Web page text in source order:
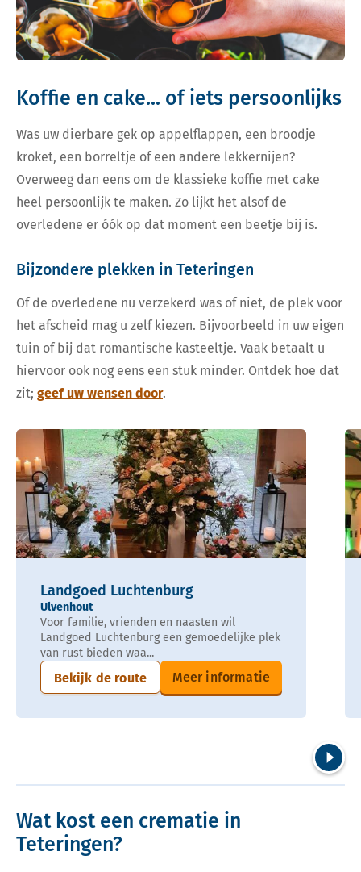
Koffie en cake... of iets persoonlijks
Was uw dierbare gek op appelflappen, een broodje
kroket, een borreltje of een andere lekkernijen?
Overweeg dan eens om de klassieke koffie met cake
heel persoonlijk te maken. Zo lijkt het alsof de
overledene er óók op dat moment een beetje bij is.
Bijzondere plekken in Teteringen
Of de overledene nu verzekerd was of niet, de plek voor
het afscheid mag u zelf kiezen. Bijvoorbeeld in uw eigen
tuin of bij dat romantische kasteeltje. Vaak betaalt u
hiervoor ook nog eens een stuk minder. Ontdek hoe dat
zit; geef uw wensen door.
Landgoed Luchtenburg
Ulvenhout
Voor familie, vrienden en naasten wil
Landgoed Luchtenburg een gemoedelijke plek
van rust bieden waa...
Bekijk de route Meer informatie
Wat kost een crematie in
Teteringen?